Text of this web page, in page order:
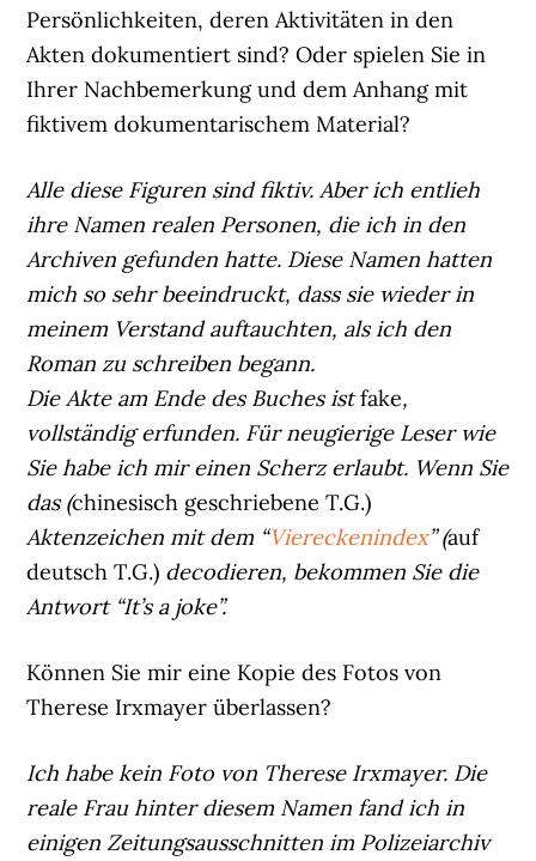
Persönlichkeiten, deren Aktivitäten in den
Akten dokumentiert sind? Oder spielen Sie in
Ihrer Nachbemerkung und dem Anhang mit
fiktivem dokumentarischem Material?
Alle diese Figuren sind fiktiv. Aber ich entlieh
ihre Namen realen Personen, die ich in den
Archiven gefunden hatte. Diese Namen hatten
mich so sehr beeindruckt, dass sie wieder in
meinem Verstand auftauchten, als ich den
Roman zu schreiben begann.
Die Akte am Ende des Buches istfake,
vollständig erfunden. Für neugierige Leser wie
Sie habe ich mir einen Scherz erlaubt. Wenn Sie
das (chinesisch geschriebene T.G.)
Aktenzeichen mit dem “Viereckenindex” (auf
deutsch T.G.) decodieren, bekommen Sie die
Antwort “It’s a joke”.
Können Sie mir eine Kopie des Fotos von
Therese Irxmayer überlassen?
Ich habe kein Foto von Therese Irxmayer. Die
reale Frau hinter diesem Namen fand ich in
einigen Zeitungsausschnitten im Polizeiarchiv